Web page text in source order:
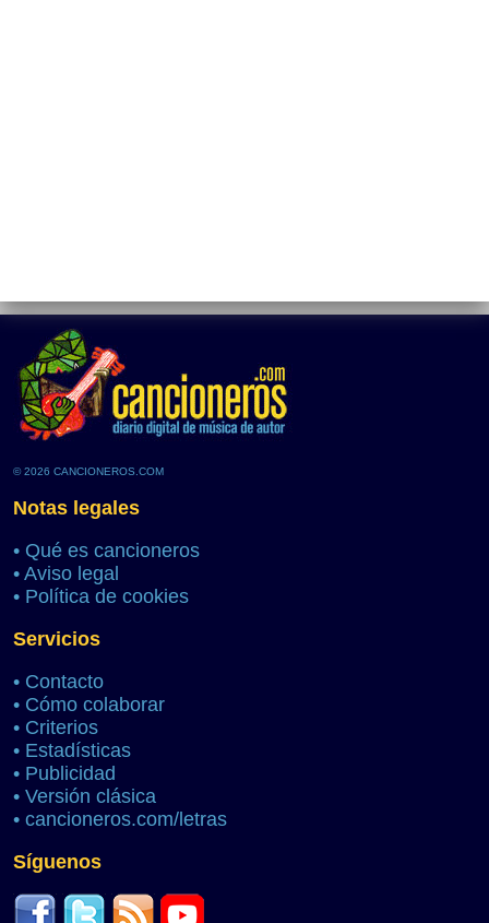
© 2026 CANCIONEROS.COM
Notas legales
• Qué es cancioneros
• Aviso legal
• Política de cookies
Servicios
• Contacto
• Cómo colaborar
• Criterios
• Estadísticas
• Publicidad
• Versión clásica
• cancioneros.com/letras
Síguenos